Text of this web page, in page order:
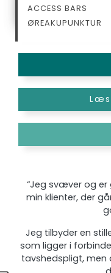
ACCESS BARS​
ØREAKUPUNKTUR
“Jeg svæver og er
min klienter, der
Jeg tilbyder en
som ligger i
tavshedspligt, men